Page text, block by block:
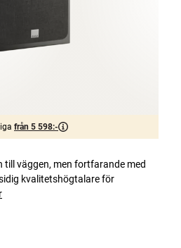
från 5 598:-
till väggen, men fortfarande med
kvalitetshögtalare för